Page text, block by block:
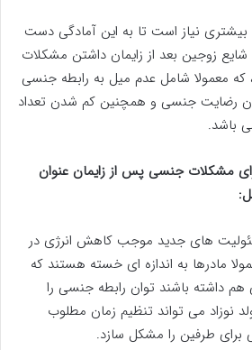
بیشتری نیاز است تا به این آمادگی دست
زوجین بعد از زایمان داشتن مشکلات
معمولا شامل عدم میل به رابطه جنسی
رضایت جنسی و همچنین کم شدن تعداد
باشد.
مشکلات جنسی پس از زایمان عنوان
های جدید موجب کاهش انرژی در
مادرها به اندازه ای خسته هستند که
داشته باشند توان رابطه جنسی را
نوزاد می تواند تنظیم زمان مطلوب
برای طرفین را مشکل سازد.